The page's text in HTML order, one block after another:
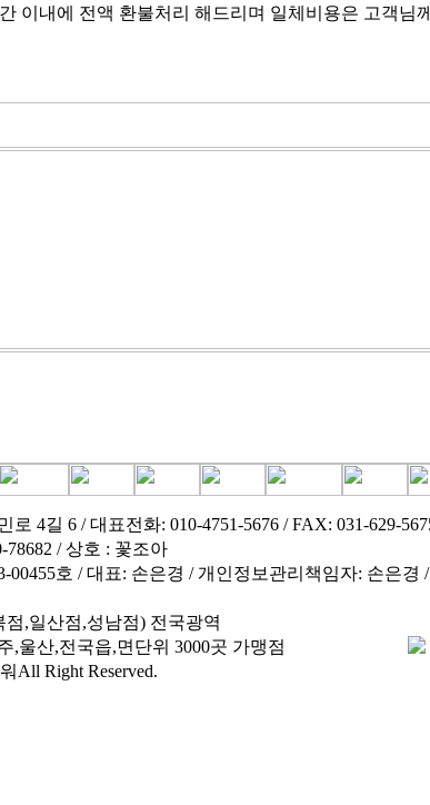
이내에 전액 환불처리 해드리며 일체비용은 고객님
로 4길 6 / 대표전화: 010-4751-5676 / FAX: 031-629-
/ 상호 : 꽃조아
00455호 / 대표: 손은경 / 개인정보관리책임자: 손은경 /
,일산점,성남점) 전국광역
,울산,전국읍,면단위 3000곳 가맹점
All Right Reserved.